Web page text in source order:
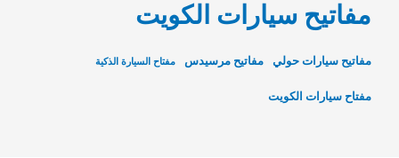
مفاتيح سيارات الكويت
مفاتيح سيارات حولي مفاتيح مرسيدس مفتاح السيارة الذكية
مفتاح سيارات الكويت